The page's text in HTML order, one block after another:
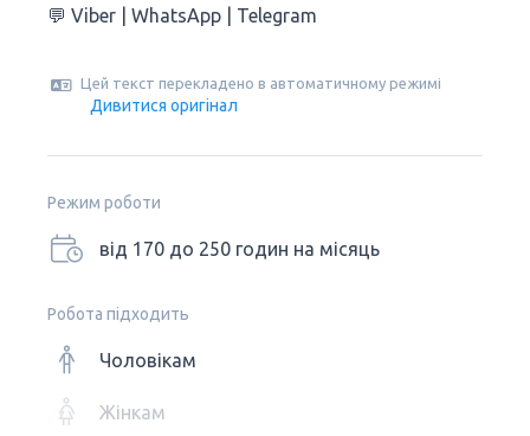
💬 Viber | WhatsApp | Telegram
Цей текст перекладено в автоматичному режимі
Дивитися оригінал
Режим роботи
від 170 до 250 годин на місяць
Робота підходить
Чоловікам
Жінкам